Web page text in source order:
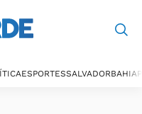
ESPORTESSALVADORBAHIA